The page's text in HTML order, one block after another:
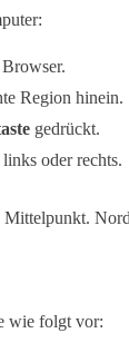
Region hinein.
gedrückt.
oder rechts.
wie folgt vor: